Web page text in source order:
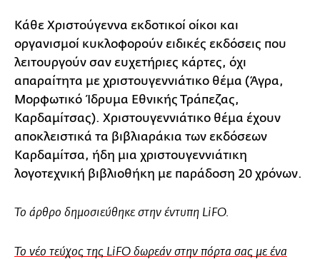
Κάθε Χριστούγεννα εκδοτικοί οίκοι και
οργανισμοί κυκλοφορούν ειδικές εκδόσεις που
λειτουργούν σαν ευχετήριες κάρτες, όχι
απαραίτητα με χριστουγεννιάτικο θέμα (Άγρα,
Μορφωτικό Ίδρυμα Εθνικής Τράπεζας,
Καρδαμίτσας). Χριστουγεννιάτικο θέμα έχουν
αποκλειστικά τα βιβλιαράκια των εκδόσεων
Καρδαμίτσα, ήδη μια χριστουγεννιάτικη
λογοτεχνική βιβλιοθήκη με παράδοση 20 χρόνων.
Το άρθρο δημοσιεύθηκε στην έντυπη LiFO.
Το νέο τεύχος της LiFO δωρεάν στην πόρτα σας με ένα